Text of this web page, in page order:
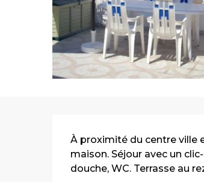
À proximité du centre ville
maison. Séjour avec un
douche, WC. Terrasse au